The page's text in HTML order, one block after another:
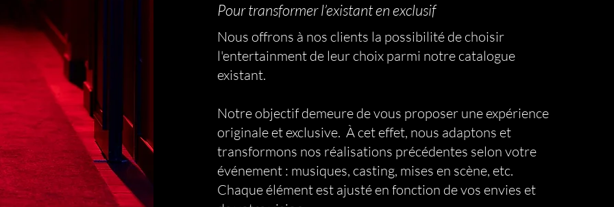
Pour transformer l’existant en exclusif
Nous offrons à nos clients la possibilité de choisir
l'entertainment de leur choix parmi notre catalogue
existant.
Notre objectif demeure de vous proposer une expérience
originale et exclusive. À cet effet, nous adaptons et
transformons nos réalisations précédentes selon votre
événement : musiques, casting, mises en scène, etc.
Chaque élément est ajusté en fonction de vos envies et